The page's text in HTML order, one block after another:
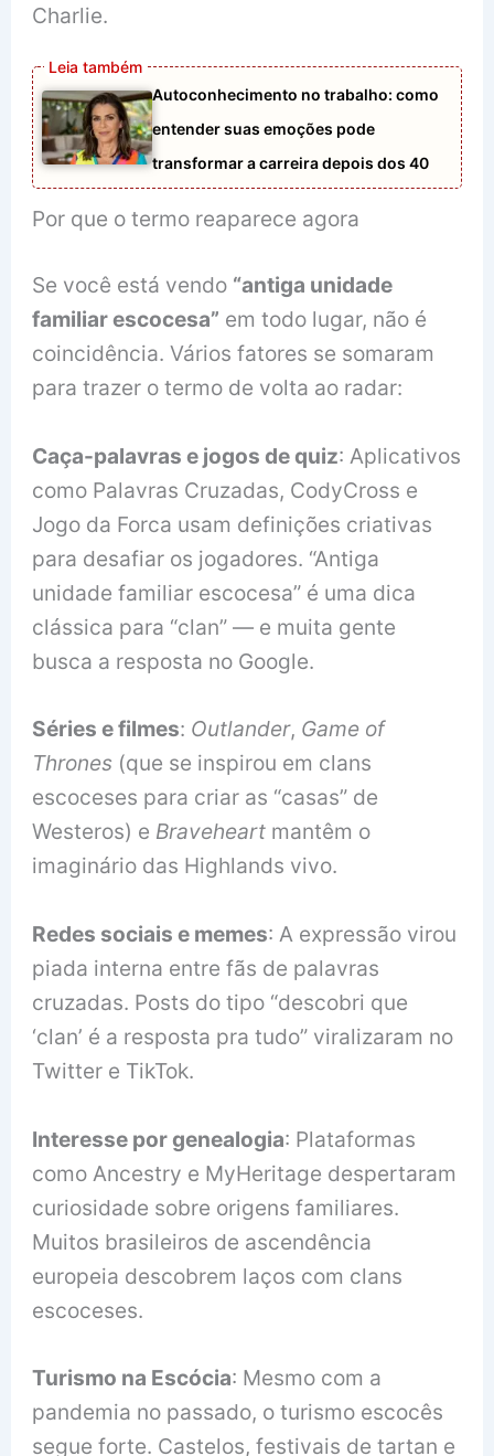
Charlie.
Autoconhecimento no trabalho: como
entender suas emoções pode
transformar a carreira depois dos 40
Por que o termo reaparece agora
Se você está vendo “antiga unidade
familiar escocesa” em todo lugar, não é
coincidência. Vários fatores se somaram
para trazer o termo de volta ao radar:
Caça-palavras e jogos de quiz: Aplicativos
como Palavras Cruzadas, CodyCross e
Jogo da Forca usam definições criativas
para desafiar os jogadores. “Antiga
unidade familiar escocesa” é uma dica
clássica para “clan” — e muita gente
busca a resposta no Google.
Séries e filmes: Outlander, Game of
Thrones (que se inspirou em clans
escoceses para criar as “casas” de
Westeros) e Braveheart mantêm o
imaginário das Highlands vivo.
Redes sociais e memes: A expressão virou
piada interna entre fãs de palavras
cruzadas. Posts do tipo “descobri que
‘clan’ é a resposta pra tudo” viralizaram no
Twitter e TikTok.
Interesse por genealogia: Plataformas
como Ancestry e MyHeritage despertaram
curiosidade sobre origens familiares.
Muitos brasileiros de ascendência
europeia descobrem laços com clans
escoceses.
Turismo na Escócia: Mesmo com a
pandemia no passado, o turismo escocês
segue forte. Castelos, festivais de tartan e